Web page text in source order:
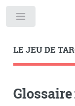
LE JEU DE
Glossaire